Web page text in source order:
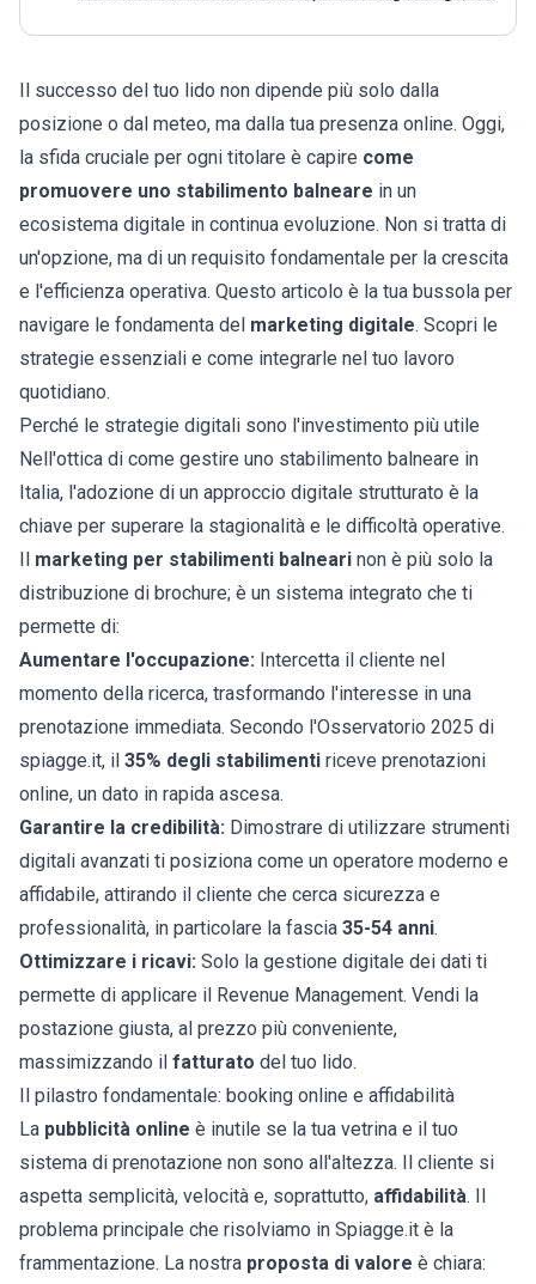
Il successo del tuo lido non dipende più solo dalla
posizione o dal meteo, ma dalla tua presenza online. Oggi,
la sfida cruciale per ogni titolare è capire come
promuovere uno stabilimento balneare in un
ecosistema digitale in continua evoluzione. Non si tratta di
un'opzione, ma di un requisito fondamentale per la crescita
e l'efficienza operativa. Questo articolo è la tua bussola per
navigare le fondamenta del marketing digitale. Scopri le
strategie essenziali e come integrarle nel tuo lavoro
quotidiano.
Perché le strategie digitali sono l'investimento più utile
Nell'ottica di come gestire uno stabilimento balneare in
Italia, l'adozione di un approccio digitale strutturato è la
chiave per superare la stagionalità e le difficoltà operative.
marketing per stabilimenti balneari non è più solo la
distribuzione di brochure; è un sistema integrato che ti
permette di:
Aumentare l'occupazione: Intercetta il cliente nel
momento della ricerca, trasformando l'interesse in una
prenotazione immediata. Secondo l'Osservatorio 2025 di
spiagge.it, il 35% degli stabilimenti riceve prenotazioni
online, un dato in rapida ascesa.
Garantire la credibilità: Dimostrare di utilizzare strumenti
digitali avanzati ti posiziona come un operatore moderno e
affidabile, attirando il cliente che cerca sicurezza e
professionalità, in particolare la fascia 35-54 anni.
Ottimizzare i ricavi: Solo la gestione digitale dei dati ti
permette di applicare il Revenue Management. Vendi la
postazione giusta, al prezzo più conveniente,
massimizzando il fatturato del tuo lido.
Il pilastro fondamentale: booking online e affidabilità
La pubblicità online è inutile se la tua vetrina e il tuo
sistema di prenotazione non sono all'altezza. Il cliente si
aspetta semplicità, velocità e, soprattutto, affidabilità. Il
problema principale che risolviamo in Spiagge.it è la
frammentazione. La nostra proposta di valore è chiara: